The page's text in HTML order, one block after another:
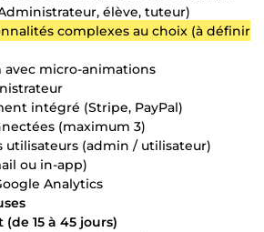
élève, tuteur)
complexes au choix (à définir
micro-animations
intégré (Stripe, PayPal)
(maximum 3)
utilisateurs (admin / utilisateur)
ou in-app)
Analytics
15 à 45 jours)